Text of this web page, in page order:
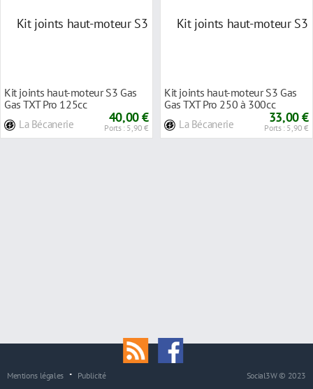
Kit joints haut-moteur S3 Gas
Gas TXT Pro 125cc
La Bécanerie 40,00 €
Ports : 5,90 €
Kit joints haut-moteur S3 Gas
Gas TXT Pro 250 à 300cc
La Bécanerie 33,00 €
Ports : 5,90 €
Social3W © 2023
Mentions légales Publicité